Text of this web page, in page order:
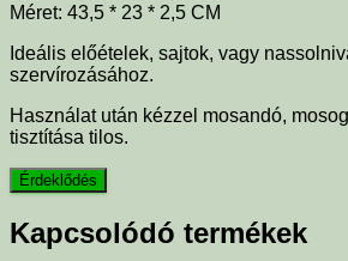
Méret: 43,5 * 23 * 2,5 CM
Ideális előételek, sajtok, vagy
szervírozásához.
Használat után kézzel mosandó,
tisztítása tilos.
Kapcsolódó termékek